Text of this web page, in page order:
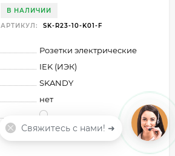
В НАЛИЧИИ
АРТИКУЛ:
SK-R23-10-K01-F
Розетки электрические
IEK (ИЭК)
SKANDY
нет
Свяжитесь с нами! ➜